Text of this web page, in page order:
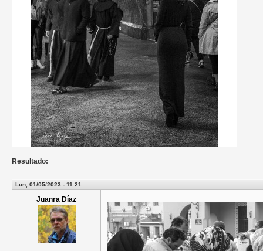
Resultado:
Lun, 01/05/2023 - 11:21
Juanra Díaz